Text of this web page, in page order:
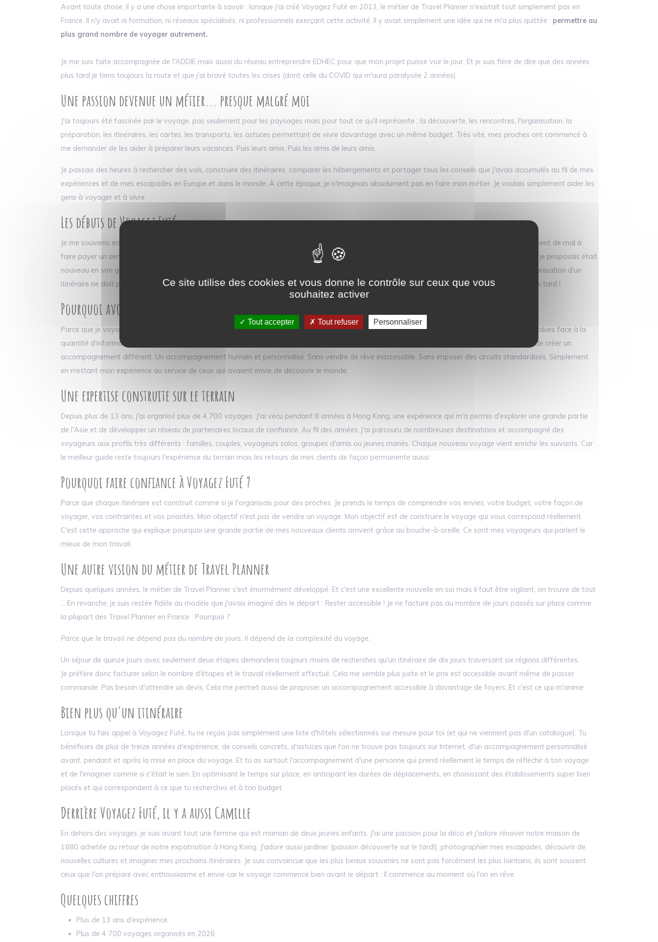
Avant toute chose, il y a une chose importante à savoir : lorsque j'ai créé Voyagez Futé en 2013, le métier de Travel Planner n'existait tout simplement pas en
France. Il n'y avait ni formation, ni réseaux spécialisés, ni professionnels exerçant cette activité. Il y avait simplement une idée qui ne m'a plus quittée : permettre au
plus grand nombre de voyager autrement.
Je me suis faite accompagnée de l'ADDIE mais aussi du réseau entreprendre EDHEC pour que mon projet puisse voir le jour. Et je suis fière de dire que des années
plus tard je tiens toujours la route et que j'ai bravé toutes les crises (dont celle du COVID qui m'aura paralysée 2 années)
Une passion devenue un métier... presque malgré moi
J'ai toujours été fascinée par le voyage, pas seulement pour les paysages mais pour tout ce qu'il représente : la découverte, les rencontres, l'organisation, la
préparation, les itinéraires, les cartes, les transports, les astuces permettant de vivre davantage avec un même budget. Très vite, mes proches ont commencé à
me demander de les aider à préparer leurs vacances. Puis leurs amis. Puis les amis de leurs amis.
Je passais des heures à rechercher des vols, construire des itinéraires, comparer les hébergements et partager tous les conseils que j'avais accumulés au fil de mes
expériences et de mes escapades en Europe et dans le monde. À cette époque, je n'imaginais absolument pas en faire mon métier. Je voulais simplement aider les
gens à voyager et à vivre
Les débuts de Voyagez Futé
Je me souviens encore de mes premiers tarifs : 5 € si partage sur Facebook, 8 € tarif plein. Oui, seulement. J'en rigole aujourd'hui. J'avais énormément de mal à
faire payer un service qui consistait simplement, à mes yeux, à partager mes connaissances et encore plus à lui donner une valeur puisque ce que je proposais était
nouveau en son genre ! Aujourd'hui encore, cette philosophie n'a jamais changé. Je suis convaincue que le voyage doit rester accessible. Que l'organisation d'un
itinéraire ne doit pas devenir un luxe réservé à quelques personnes. Et c'est précisément cette vision qui guide encore Voyagez Futé treize ans plus tard !
Pourquoi avoir créé Voyagez Futé ?
Parce que je voyais trop de personnes renoncer à leurs projets. Certaines pensaient que voyager coûtait forcément très cher. D'autres étaient perdues face à la
quantité d'informations disponibles sur Internet. D'autres encore manquaient simplement de temps. Je me suis alors dit qu'il devait être possible de créer un
accompagnement différent. Un accompagnement humain et personnalisé. Sans vendre de rêve inaccessible. Sans imposer des circuits standardisés. Simplement
en mettant mon expérience au service de ceux qui avaient envie de découvrir le monde.
Une expertise construite sur le terrain
Depuis plus de 13 ans, j'ai organisé plus de 4 700 voyages. J'ai vécu pendant 8 années à Hong Kong, une expérience qui m'a permis d'explorer une grande partie
de l'Asie et de développer un réseau de partenaires locaux de confiance. Au fil des années, j'ai parcouru de nombreuses destinations et accompagné des
voyageurs aux profils très différents : familles, couples, voyageurs solos, groupes d'amis ou jeunes mariés. Chaque nouveau voyage vient enrichir les suivants. Car
le meilleur guide reste toujours l'expérience du terrain mais les retours de mes clients de façon permanente aussi
Pourquoi faire confiance à Voyagez Futé ?
Parce que chaque itinéraire est construit comme si je l'organisais pour des proches. Je prends le temps de comprendre vos envies, votre budget, votre façon de
voyager, vos contraintes et vos priorités. Mon objectif n'est pas de vendre un voyage. Mon objectif est de construire le voyage qui vous correspond réellement.
C'est cette approche qui explique pourquoi une grande partie de mes nouveaux clients arrivent grâce au bouche-à-oreille. Ce sont mes voyageurs qui parlent le
mieux de mon travail.
Une autre vision du métier de Travel Planner
Depuis quelques années, le métier de Travel Planner s'est énormément développé. Et c'est une excellente nouvelle en soi mais il faut être vigilant, on trouve de tout
... En revanche, je suis restée fidèle au modèle que j'avais imaginé dès le départ : Rester accessible ! Je ne facture pas au nombre de jours passés sur place comme
la plupart des Travel Planner en France : Pourquoi ?
Parce que le travail ne dépend pas du nombre de jours. Il dépend de la complexité du voyage.
Un séjour de quinze jours avec seulement deux étapes demandera toujours moins de recherches qu'un itinéraire de dix jours traversant six régions différentes.
Je préfère donc facturer selon le nombre d'étapes et le travail réellement effectué. Cela me semble plus juste et le prix est accessible avant même de passer
commande. Pas besoin d'attendre un devis. Cela me permet aussi de proposer un accompagnement accessible à davantage de foyers. Et c'est ce qui m'anime.
Bien plus qu'un itinéraire
Lorsque tu fais appel à Voyagez Futé, tu ne reçois pas simplement une liste d'hôtels sélectionnés sur mesure pour toi (et qui ne viennent pas d'un catalogue). Tu
bénéficies de plus de treize années d'expérience, de conseils concrets, d'astuces que l'on ne trouve pas toujours sur Internet, d'un accompagnement personnalisé
avant, pendant et après la mise en place du voyage. Et tu as surtout l'accompagnement d'une personne qui prend réellement le temps de réfléchir à ton voyage
et de l'imaginer comme si c'était le sien. En optimisant le temps sur place, en anticipant les durées de déplacements, en choisissant des établissements super bien
placés et qui correspondent à ce que tu recherches et à ton budget
Derrière Voyagez Futé, il y a aussi Camille
En dehors des voyages, je suis avant tout une femme qui est maman de deux jeunes enfants. J'ai une passion pour la déco et j'adore rénover notre maison de
1880 achetée au retour de notre expatriation à Hong Kong. J'adore aussi jardiner (passion découverte sur le tard!), photographier mes escapades, découvrir de
nouvelles cultures et imaginer mes prochains itinéraires. Je suis convaincue que les plus beaux souvenirs ne sont pas forcément les plus lointains, ils sont souvent
ceux que l'on prépare avec enthousiasme et envie car le voyage commence bien avant le départ : Il commence au moment où l'on en rêve.
Quelques chiffres
Plus de 13 ans d'expérience
Plus de 4 700 voyages organisés en 2026
Ce site utilise des cookies et vous donne le contrôle sur ceux que vous
souhaitez activer
Tout accepter Tout refuser Personnaliser